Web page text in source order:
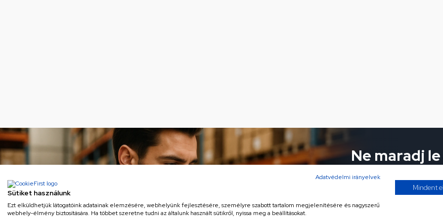
Adatvédelmi irányelvek
Sütiket használunk
Ezt elküldhetjük látogatóink adatainak elemzésére, webhelyünk fejlesztésére, személyre szabott tartalom megjelenítésére és nagyszerű
webhely-élmény biztosítására. Ha többet szeretne tudni az általunk használt sütikről, nyissa meg a beállításokat.
Mindent
Ne maradj
ajánlatokról!
Iratkozz fel